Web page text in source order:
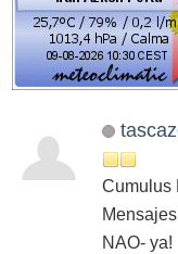
Cumulus
NAO- ya!